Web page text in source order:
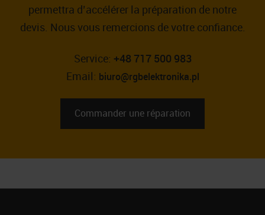
permettra d’accélérer la préparation de notre
devis. Nous vous remercions de votre confiance.
Service: +48 717 500 983
Email: biuro@rgbelektronika.pl
Commander une réparation